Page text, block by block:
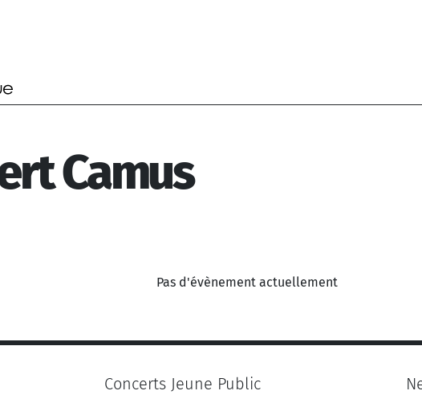
Camus
Pas d'évènement actuellement
Concerts Jeune Public